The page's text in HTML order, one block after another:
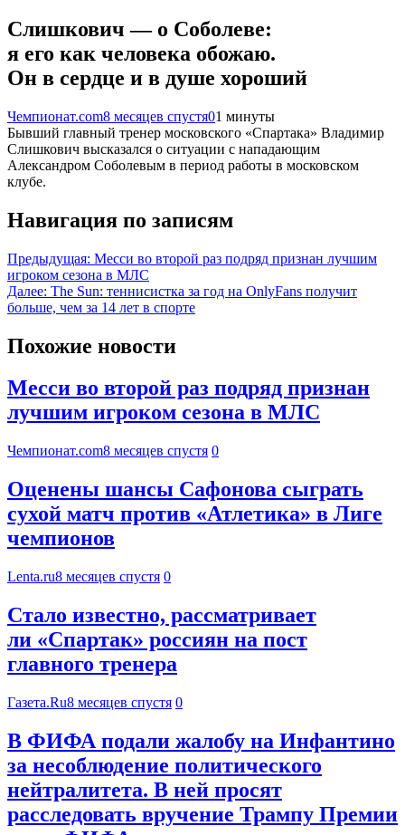
Слишкович — о Соболеве:
я его как человека обожаю.
Он в сердце и в душе хороший
Чемпионат.com8 месяцев спустя01 минуты
Бывший главный тренер московского «Спартака» Владимир
Слишкович высказался о ситуации с нападающим
Александром Соболевым в период работы в московском
клубе.
Навигация по записям
Предыдущая: Месси во второй раз подряд признан лучшим
игроком сезона в МЛС
Далее: The Sun: теннисистка за год на OnlyFans получит
больше, чем за 14 лет в спорте
Похожие новости
Месси во второй раз подряд признан
лучшим игроком сезона в МЛС
Чемпионат.com8 месяцев спустя 0
Оценены шансы Сафонова сыграть
сухой матч против «Атлетика» в Лиге
чемпионов
Lenta.ru8 месяцев спустя 0
Стало известно, рассматривает
ли «Спартак» россиян на пост
главного тренера
Газета.Ru8 месяцев спустя 0
В ФИФА подали жалобу на Инфантино
за несоблюдение политического
нейтралитета. В ней просят
расследовать вручение Трампу Премии